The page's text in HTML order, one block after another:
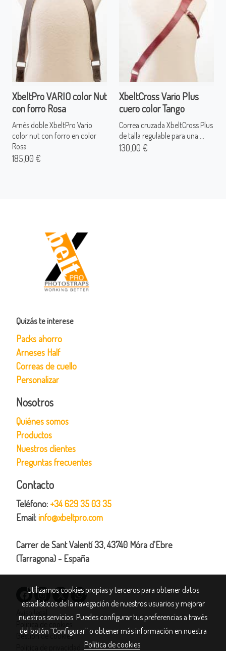
XbeltPro VARIO color Nut
con forro Rosa
Arnés doble XbeltPro Vario
color nut con forro en color
Rosa
185,00 €
XbeltCross Vario Plus
cuero color Tango
Correa cruzada XbeltCross Plus
de talla regulable para una ...
130,00 €
Quizás te interese
Packs ahorro
Arneses Half
Correas de cuello
Personalizar
Nosotros
Quiénes somos
Productos
Nuestros clientes
Preguntas frecuentes
Contacto
Teléfono: +34 629 35 03 35
Email:info@xbeltpro.com
Carrer de Sant Valentí 33, 43740 Móra d'Ebre
(Tarragona) - España
Aviso legal
Gestión de cookies
Utilizamos cookies propias y terceros para obtener datos
estadísticos de la navegación de nuestros usuarios y mejorar
nuestros servicios. Puedes configurar tus preferencias a través
del botón “Configurar” o obtener más información en nuestra
Política de cookies.